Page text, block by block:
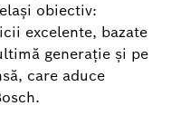
obiectiv:
excelente, bazate
generație și pe
care aduce